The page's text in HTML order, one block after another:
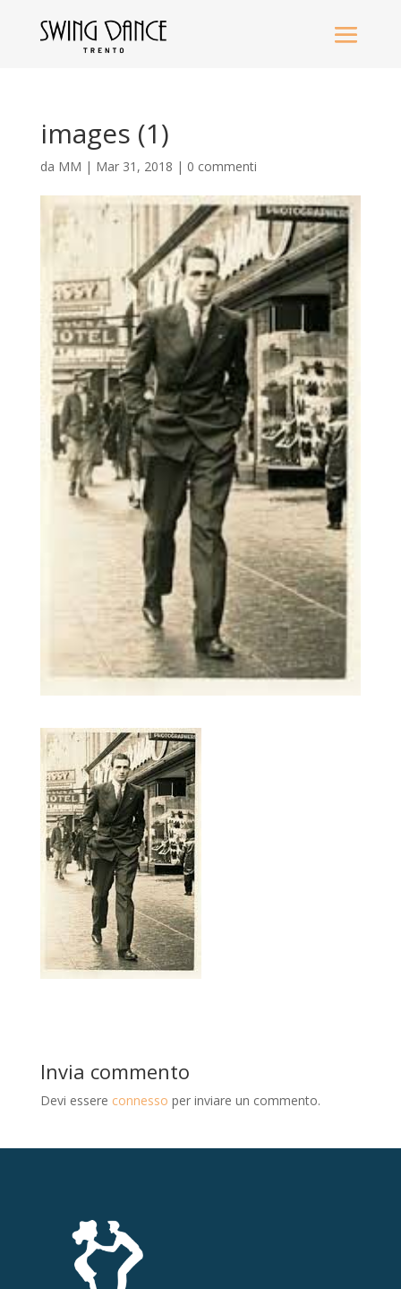
images (1)
da MM | Mar 31, 2018 | 0 commenti
Invia commento
Devi essere connesso per inviare un commento.